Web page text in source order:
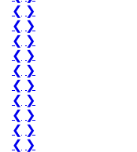
❮ ❯
❮ ❯
❮ ❯
❮ ❯
❮ ❯
❮ ❯
❮ ❯
❮ ❯
❮ ❯
❮ ❯